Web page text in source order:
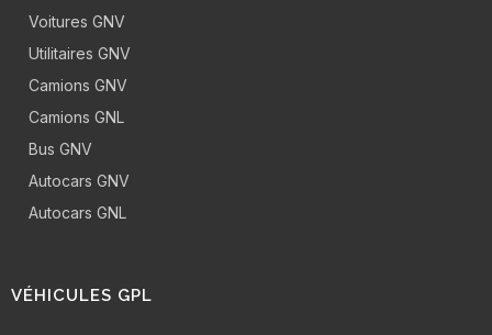
Voitures GNV
Utilitaires GNV
Camions GNV
Camions GNL
Bus GNV
Autocars GNV
Autocars GNL
VÉHICULES GPL